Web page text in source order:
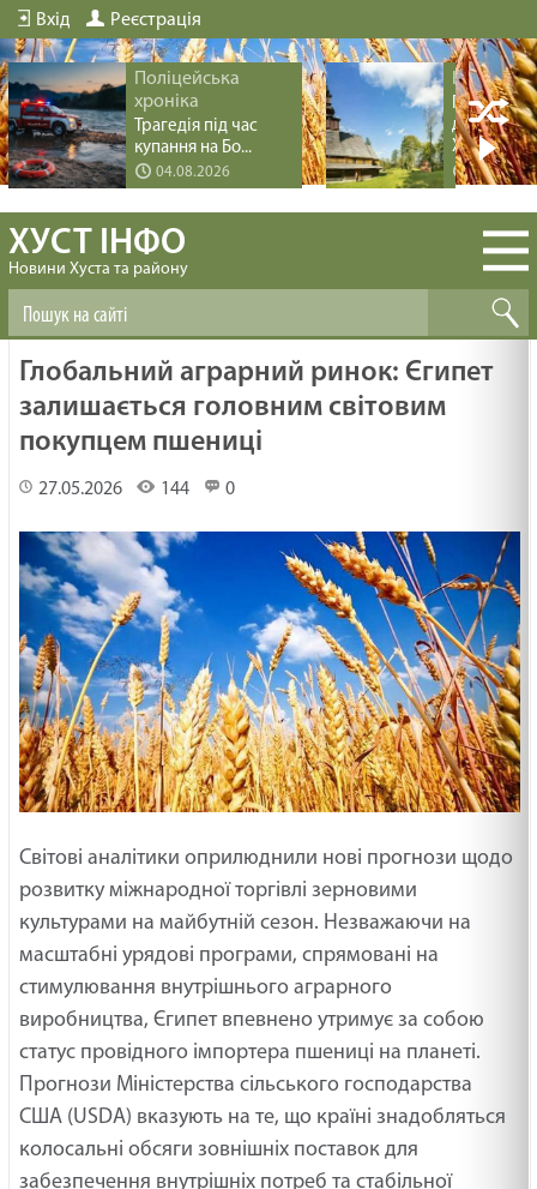
Вхід Реєстрація
Поліцейська
хроніка
Трагедія під час
купання на Бо...
04.08.2026
Історія
Перлина
Хус...
ХУСТ ІНФО
Новини Хуста та району
Глобальний аграрний ринок: Єгипет
залишається головним світовим
покупцем пшениці
27.05.2026 144 0
Світові аналітики оприлюднили нові прогнози щодо
розвитку міжнародної торгівлі зерновими
культурами на майбутній сезон. Незважаючи на
масштабні урядові програми, спрямовані на
стимулювання внутрішнього аграрного
виробництва, Єгипет впевнено утримує за собою
статус провідного імпортера пшениці на планеті.
Прогнози Міністерства сільського господарства
США (USDA) вказують на те, що країні знадобляться
колосальні обсяги зовнішніх поставок для
забезпечення внутрішніх потреб та стабільної